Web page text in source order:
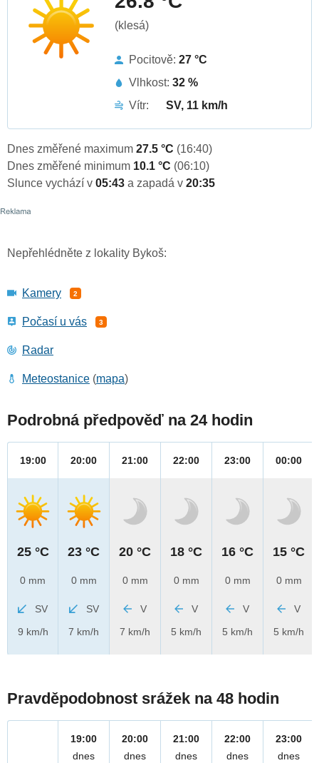
(klesá)
Pocitově: 27 °C
Vlhkost: 32 %
Vítr:
SV, 11 km/h
Dnes změřené maximum 27.5 °C (16:40)
Dnes změřené minimum 10.1 °C (06:10)
Slunce vychází v 05:43 a zapadá v 20:35
Nepřehlédněte z lokality Bykoš:
Kamery 2
Počasí u vás 3
Radar
Meteostanice (mapa)
Podrobná předpověď na 24 hodin
19:00
25 °C
0 mm
SV
9 km/h
20:00
23 °C
0 mm
SV
7 km/h
21:00
20 °C
0 mm
V
7 km/h
22:00
18 °C
0 mm
V
5 km/h
23:00
16 °C
0 mm
V
5 km/h
00:00
15 °C
0 mm
V
5 km/h
Pravděpodobnost srážek na 48 hodin
19:00
dnes
20:00
dnes
21:00
dnes
22:00
dnes
23:00
dnes